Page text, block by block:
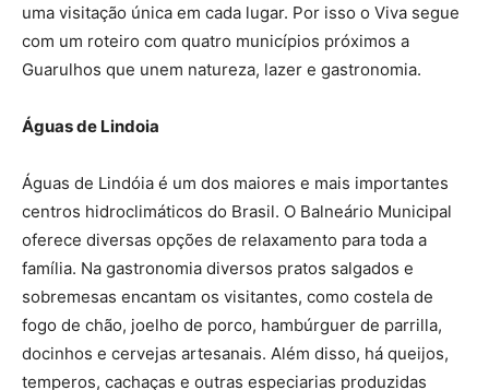
uma visitação única em cada lugar. Por isso o Viva segue
com um roteiro com quatro municípios próximos a
Guarulhos que unem natureza, lazer e gastronomia.
Águas de Lindoia
Águas de Lindóia é um dos maiores e mais importantes
centros hidroclimáticos do Brasil. O Balneário Municipal
oferece diversas opções de relaxamento para toda a
família. Na gastronomia diversos pratos salgados e
sobremesas encantam os visitantes, como costela de
fogo de chão, joelho de porco, hambúrguer de parrilla,
docinhos e cervejas artesanais. Além disso, há queijos,
temperos, cachaças e outras especiarias produzidas